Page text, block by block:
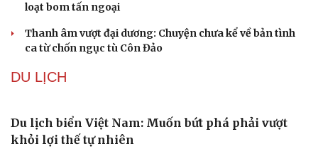
Từ vụ MCK gỡ 19 ca khúc: Không thể gây sốc rồi
chỉ xin lỗi là xong
lòng phố cổ
phát triển du lịch cộng đồng
Ba phim Việt cùng “đổ bộ” phòng vé tháng 8, đối đầu